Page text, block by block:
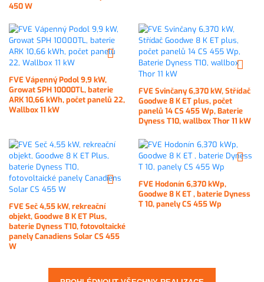
450 W
FVE Vápenný Podol 9,9 kW,
Growat SPH 10000TL, baterie
ARK 10,66 kWh, počet panelů 22,
Wallbox 11 kW
FVE Svinčany 6,370 kW, Střídač
Goodwe 8 K ET plus, počet
panelů 14 CS 455 Wp, Baterie
Dyness T10, wallbox Thor 11 kW
FVE Seč 4,55 kW, rekreační
objekt, Goodwe 8 K ET Plus,
baterie Dyness T10, fotovoltaické
panely Canadiens Solar CS 455
W
FVE Hodonín 6,370 kWp,
Goodwe 8 K ET , baterie Dyness
T 10, panely CS 455 Wp